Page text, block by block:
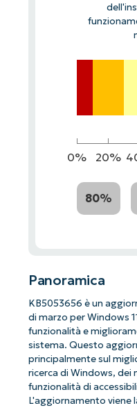
0% 20%
80%
Panoramica
KB5053656 è un
di marzo per Windows
funzionalità e
sistema. Questo
principalmente sul
ricerca di Windows, dei
funzionalità di
L'aggiornamento viene